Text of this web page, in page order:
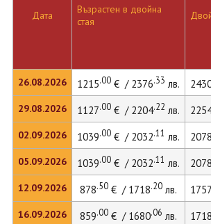
Дата
26.08.2026
29.08.2026
02.09.2026
05.09.2026
12.09.2026
16.09.2026
Възрастен в двойна
стая
1215.00€ / 2376.33 лв.
1127.00€ / 2204.22 лв.
1039.00€ / 2032.11 лв. 2078
1039.00€ / 2032.11 лв. 2078
878.50€ / 1718.20лв. 1757
859.00€ / 1680.06 лв. 1718